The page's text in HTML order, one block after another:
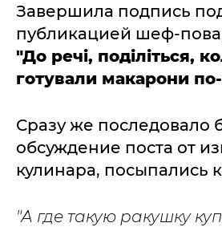
Завершила подпись
публикацией шеф-
"До речі, поділіться,
готували макарони
Сразу же последовало
обсуждение поста от
кулинара, посыпались
"А где такую ракушку